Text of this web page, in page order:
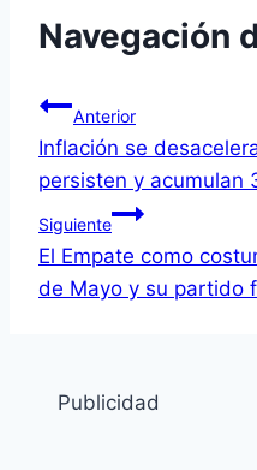
Navegación
Anterior
Inflación se
persisten y acumulan
Siguiente
El Empate como
de Mayo y su partido
Publicidad